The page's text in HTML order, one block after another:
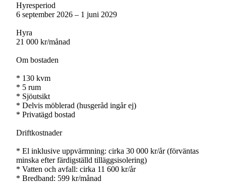
Hyresperiod
6 september 2026 – 1 juni 2029
Hyra
21 000 kr/månad
Om bostaden
* 130 kvm
* 5 rum
* Sjöutsikt
* Delvis möblerad (husgeråd ingår ej)
* Privatägd bostad
Driftkostnader
* El inklusive uppvärmning: cirka 30 000 kr/år (förväntas
minska efter färdigställd tilläggsisolering)
* Vatten och avfall: cirka 11 600 kr/år
* Bredband: 599 kr/månad